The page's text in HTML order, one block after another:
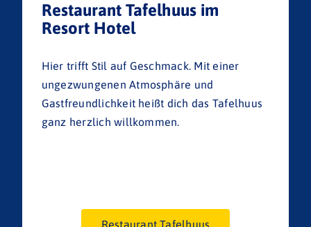
Restaurant Tafelhuus im
Resort Hotel
Hier trifft Stil auf Geschmack. Mit einer
ungezwungenen Atmosphäre und
Gastfreundlichkeit heißt dich das Tafelhuus
ganz herzlich willkommen.